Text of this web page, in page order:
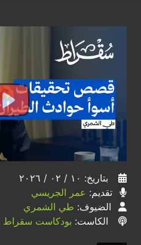
بتاريخ: ١٠ / ٠٢ / ٢٠٢٦
تقديم: عمر الجريسي
الضيوف: طي الشمري
الكاست: بودكاست سقراط